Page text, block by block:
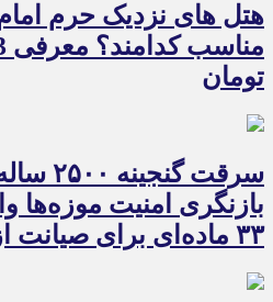
هتل های نزدیک حرم
تومان
سرقت
بازنگری امنیت موزه‌ها
۳۳ ماده‌ای برای صیانت از میراث‌فرهنگی